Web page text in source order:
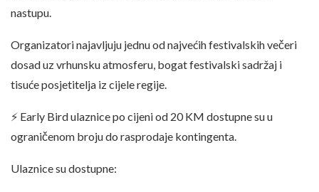
nastupu.
Organizatori najavljuju jednu od najvećih festivalskih večeri
dosad uz vrhunsku atmosferu, bogat festivalski sadržaj i
tisuće posjetitelja iz cijele regije.
⚡ Early Bird ulaznice po cijeni od 20 KM dostupne su u
ograničenom broju do rasprodaje kontingenta.
Ulaznice su dostupne: